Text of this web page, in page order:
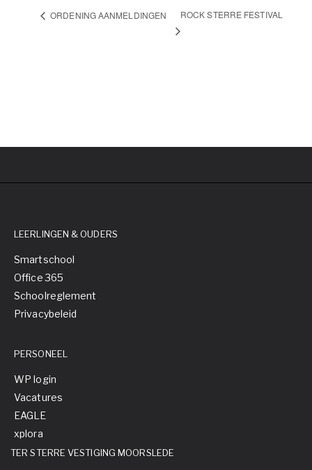
ORDENING AANMELDINGEN ROCK STERRE FESTIVAL
LEERLINGEN & OUDERS
Smartschool
Office 365
Schoolreglement
Privacybeleid
PERSONEEL
WP login
Vacatures
EAGLE
xplora
TER STERRE VESTIGING MOORSLEDE